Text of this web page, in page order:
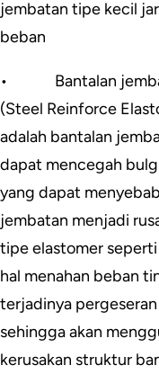
jembatan tipe kecil
beban
•
Bantalan
(Steel Reinforce
adalah bantalan
dapat mencegah
yang dapat
jembatan menjadi
tipe elastomer
hal menahan beban
terjadinya
sehingga akan
kerusakan struktur